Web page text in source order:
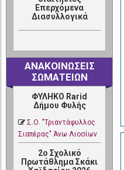
Επερχόμενα
Διασυλλογικά
ΑΝΑΚΟΙΝΩΣΕΙΣ
ΣΩΜΑΤΕΙΩΝ
ΦΥΛΗΚΟ Rarid
Δήμου Φυλής
Σ.Ο. "Τριαντάφυλλος
Σιαπέρας" Άνω Λιοσίων
2ο Σχολικό
Πρωτάθλημα Σκάκι